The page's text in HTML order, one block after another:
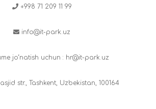
+998 71 209 11 99
info@it-park.uz
jo‘natish uchun : hr@it-park.uz
str., Tashkent, Uzbekistan, 100164